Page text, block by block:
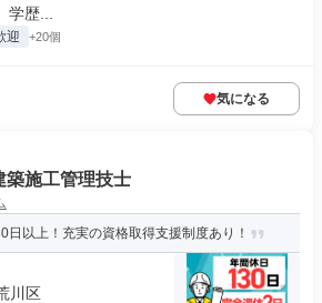
歴...
迎 +20個
気になる
築施工管理技士
日以上！充実の資格取得支援制度あり！
川区